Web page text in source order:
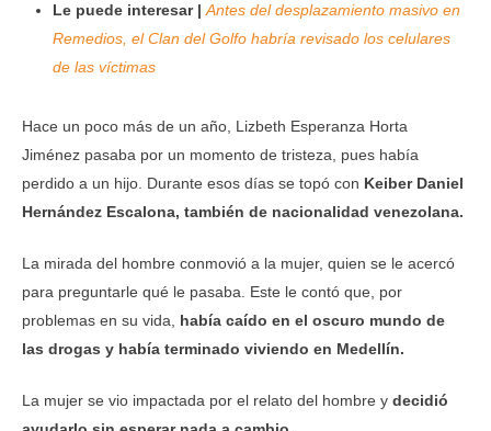
Le puede interesar | Antes del desplazamiento masivo en
Remedios, el Clan del Golfo habría revisado los celulares
de las víctimas
Hace un poco más de un año, Lizbeth Esperanza Horta
Jiménez pasaba por un momento de tristeza, pues había
perdido a un hijo. Durante esos días se topó con Keiber Daniel
Hernández Escalona, también de nacionalidad venezolana.
La mirada del hombre conmovió a la mujer, quien se le acercó
para preguntarle qué le pasaba. Este le contó que, por
problemas en su vida, había caído en el oscuro mundo de
las drogas y había terminado viviendo en Medellín.
La mujer se vio impactada por el relato del hombre y decidió